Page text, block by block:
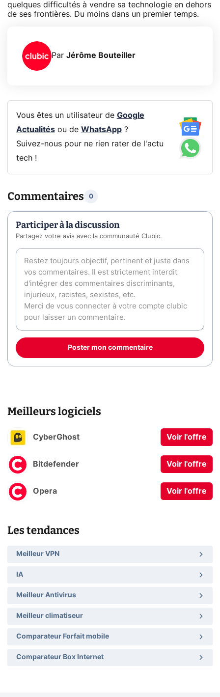
quelques difficultés à vendre sa technologie en dehors
de ses frontières. Du moins dans un premier temps.
Par Jérôme Bouteiller
Vous êtes un utilisateur de Google
Actualitésou de WhatsApp?
Suivez-nous pour ne rien rater de l'actu
tech !
Commentaires 0
Participer à la discussion
Partagez votre avis avec la communauté Clubic.
Poster mon commentaire
Meilleurs logiciels
CyberGhost Voir l'offre
Bitdefender Voir l'offre
Opera Voir l'offre
Les tendances
Meilleur VPN
IA
Meilleur Antivirus
Meilleur climatiseur
Comparateur Forfait mobile
Comparateur Box Internet